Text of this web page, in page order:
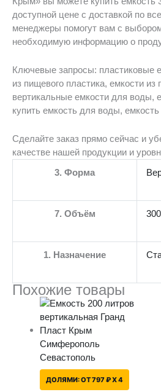
доступной цене с доставкой по
менеджеры помогут вам с
необходимую информацию о
Ключевые запросы: пластиковые
из пищевого пластика, емкости из
вертикальные емкости для воды,
купить емкость для воды,
Сделайте заказ прямо сейчас и
качестве нашей продукции и
3. Форма
7. Объём
1. Назначение
Похожие товары
ДОЛЯМИ:ОТ 797 ₽ X 4